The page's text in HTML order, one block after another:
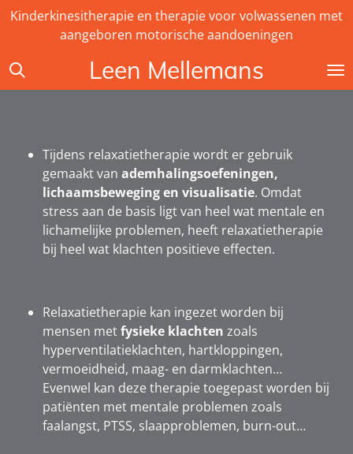
Ga
de
hoofdinhoud
Leen Mellemans
Kinderkinesitherapie en therapie voor volwassenen met
aangeboren motorische aandoeningen
Tijdens relaxatietherapie wordt er gebruik
gemaakt van ademhalingsoefeningen,
lichaamsbeweging en visualisatie. Omdat
stress aan de basis ligt van heel wat mentale en
lichamelijke problemen, heeft relaxatietherapie
bij heel wat klachten positieve effecten.
Relaxatietherapie kan ingezet worden bij
mensen metfysieke klachten zoals
hyperventilatieklachten, hartkloppingen,
vermoeidheid, maag- en darmklachten…
Evenwel kan deze therapie toegepast worden bij
patiënten met mentale problemen zoals
faalangst, PTSS, slaapproblemen, burn-out…